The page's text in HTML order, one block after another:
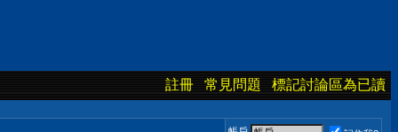
註冊 常見問題 標記討論區為已讀